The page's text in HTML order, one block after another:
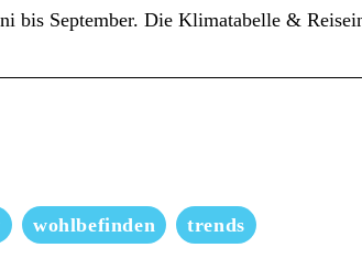
bis September. Die Klimatabelle &
wohlbefinden trends